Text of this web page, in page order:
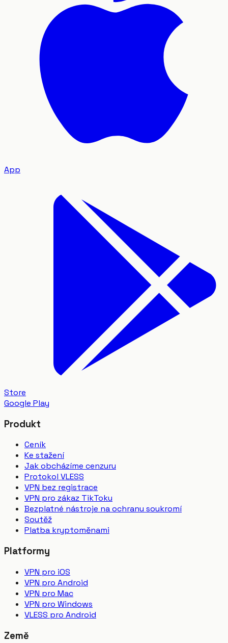
App
Store
Google Play
Produkt
Ceník
Ke stažení
Jak obcházíme cenzuru
Protokol VLESS
VPN bez registrace
VPN pro zákaz TikToku
Bezplatné nástroje na ochranu soukromí
Soutěž
Platba kryptoměnami
Platformy
VPN pro iOS
VPN pro Android
VPN pro Mac
VPN pro Windows
VLESS pro Android
Země